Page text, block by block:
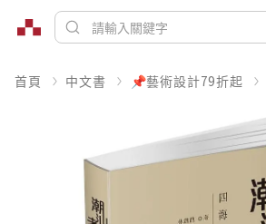
首頁 中文書 📌藝術設計79折起